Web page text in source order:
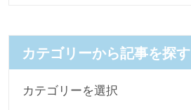
カテゴリーから記事を探す